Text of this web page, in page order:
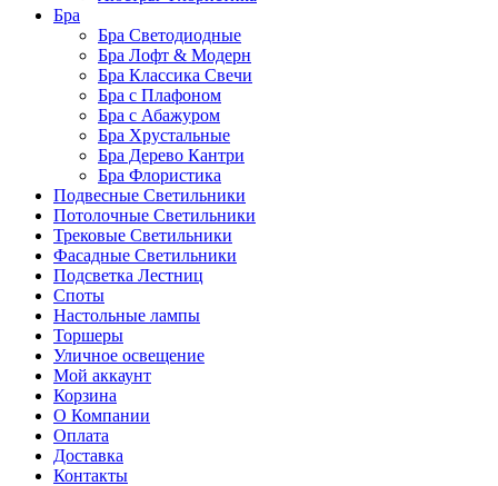
Бра
Бра Светодиодные
Бра Лофт & Модерн
Бра Классика Свечи
Бра с Плафоном
Бра с Абажуром
Бра Хрустальные
Бра Дерево Кантри
Бра Флористика
Подвесные Светильники
Потолочные Светильники
Трековые Светильники
Фасадные Светильники
Подсветка Лестниц
Споты
Настольные лампы
Торшеры
Уличное освещение
Мой аккаунт
Корзина
О Компании
Оплата
Доставка
Контакты